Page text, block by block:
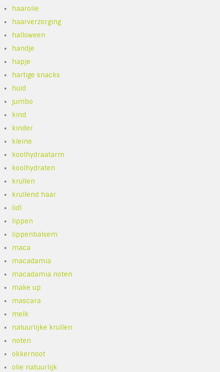
haarolie
haarverzorging
halloween
handje
hapje
hartige snacks
huid
jumbo
kind
kinder
kleine
koolhydraatarm
koolhydraten
krullen
krullend haar
lidl
lippen
lippenbalsem
maca
macadamia
macadamia noten
make up
mascara
melk
natuurlijke krullen
noten
okkernoot
olie natuurlijk